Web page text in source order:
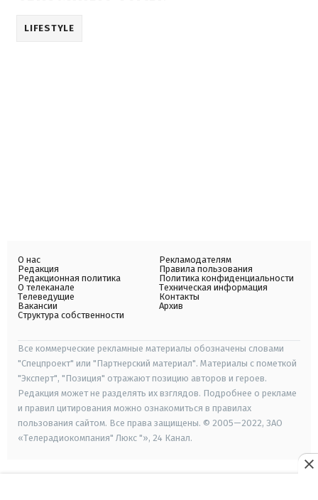
LIFESTYLE
О нас
Редакция
Редакционная политика
О телеканале
Телеведущие
Вакансии
Структура собственности
Рекламодателям
Правила пользования
Политика конфиденциальности
Техническая информация
Контакты
Архив
Все коммерческие рекламные материалы обозначены словами
"Спецпроект" или "Партнерский материал". Материалы с пометкой
"Эксперт", "Позиция" отражают позицию авторов и героев.
Редакция может не разделять их взглядов. Подробнее о рекламе
и правил цитирования можно ознакомиться в правилах
пользования сайтом. Все права защищены. © 2005—2022, ЗАО
«Телерадиокомпания" Люкс "», 24 Канал.